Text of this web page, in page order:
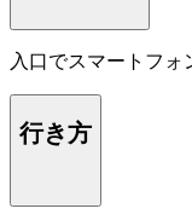
入口でスマートフォ
行き方